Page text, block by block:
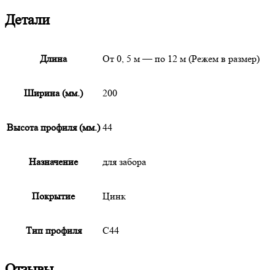
Детали
Длина От 0, 5 м — по 12 м (Режем в размер)
Ширина (мм.) 200
Высота профиля (мм.) 44
Назначение для забора
Покрытие Цинк
Тип профиля С44